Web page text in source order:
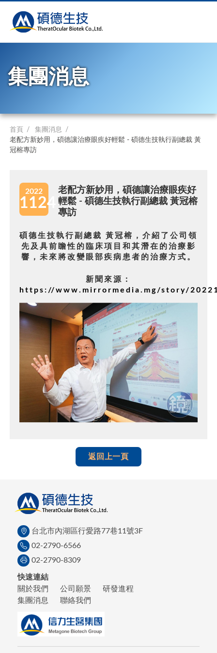
集團消息
首頁
集團消息
老配方新妙用，碩德讓治療眼疾好輕鬆 - 碩德生技執行副總裁 黃
冠榕專訪
2022
1124
老配方新妙用，碩德讓治療眼疾好
輕鬆 - 碩德生技執行副總裁 黃冠榕
專訪
碩德生技執行副總裁 黃冠榕，介紹了公司領
先及具前瞻性的臨床項目和其潛在的治療影
響，未來將改變眼部疾病患者的治療方式。
新聞來源：
https://www.mirrormedia.mg/story/
返回上一頁
台北市內湖區行愛路77巷11號3F
02-2790-6566
02-2790-8309
快速連結
關於我們
公司願景
研發進程
集團消息
聯絡我們